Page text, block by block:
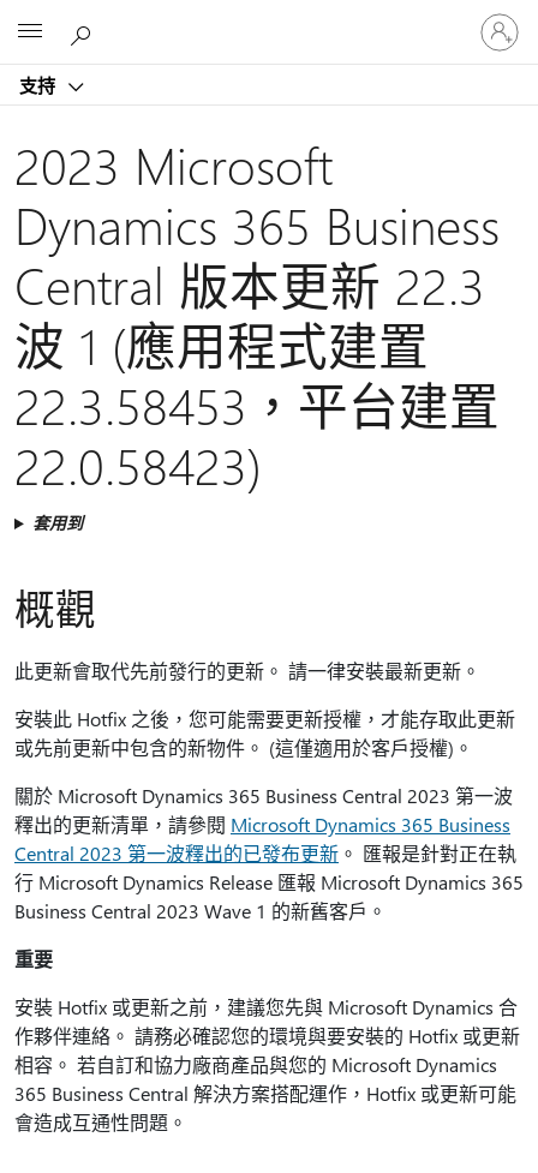
支持
登
入
您
2023 Microsoft
Dynamics 365 Business
Central 版本更新 22.3
波 1 (應用程式建置
22.3.58453，平台建置
22.0.58423)
套用到
概觀
此更新會取代先前發行的更新。 請一律安裝最新更新。
安裝此 Hotfix 之後，您可能需要更新授權，才能存取此更新
或先前更新中包含的新物件。 (這僅適用於客戶授權)。
關於 Microsoft Dynamics 365 Business Central 2023 第一波
釋出的更新清單，請參閱 Microsoft Dynamics 365 Business
Central 2023 第一波釋出的已發布更新 。 匯報是針對正在執
行 Microsoft Dynamics Release 匯報 Microsoft Dynamics 365
Business Central 2023 Wave 1 的新舊客戶。
重要
安裝 Hotfix 或更新之前，建議您先與 Microsoft Dynamics 合
作夥伴連絡。 請務必確認您的環境與要安裝的 Hotfix 或更新
相容。 若自訂和協力廠商產品與您的 Microsoft Dynamics
365 Business Central 解決方案搭配運作，Hotfix 或更新可能
會造成互通性問題。